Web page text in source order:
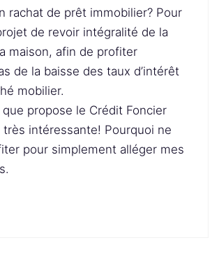
rachat de prêt immobilier? Pour
de revoir intégralité de la
maison, afin de profiter
de la baisse des taux d’intérêt
mobilier.
propose le Crédit Foncier
très intéressante! Pourquoi ne
pour simplement alléger mes